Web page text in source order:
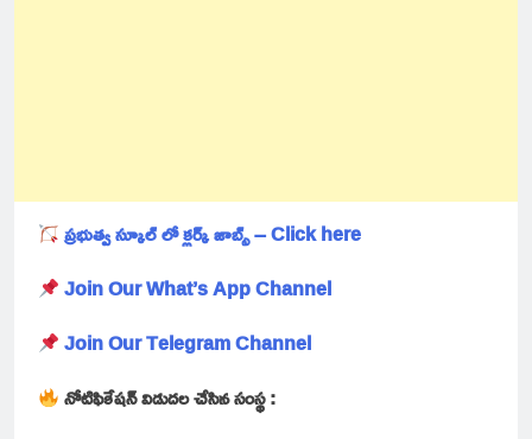
ప్రభుత్వ స్కూల్ లో క్లర్క్ జాబ్స్ – Click here
Join Our What’s App Channel
Join Our Telegram Channel
నోటిఫికేషన్ విడుదల చేసిన సంస్థ :